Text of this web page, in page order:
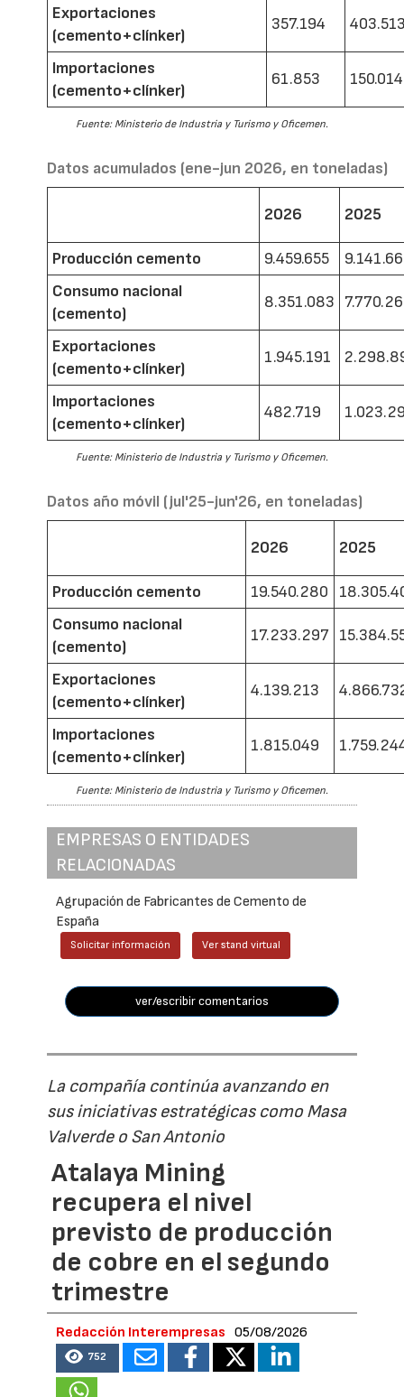
Exportaciones
(cemento+clínker)
357.194
Importaciones
(cemento+clínker)
61.853 150.014
Fuente: Ministerio de Industria y Turismo y Oficemen.
Datos acumulados (ene-jun 2026, en toneladas)
2026 2025
Producción cemento 9.459.655
Consumo nacional
(cemento)
8.351.083
Exportaciones
(cemento+clínker)
1.945.191
Importaciones
(cemento+clínker)
482.719
Fuente: Ministerio de Industria y Turismo y Oficemen.
Datos año móvil (jul'25-jun'26, en toneladas)
2026 2025
Producción cemento 19.540.280
Consumo nacional
(cemento)
17.233.297
Exportaciones
(cemento+clínker)
4.139.213
Importaciones
(cemento+clínker)
1.815.049
Fuente: Ministerio de Industria y Turismo y Oficemen.
EMPRESAS O ENTIDADES
RELACIONADAS
Agrupación de Fabricantes de Cemento de
España
Solicitar información Ver stand virtual
ver/escribir comentarios
La compañía continúa avanzando en
sus iniciativas estratégicas como Masa
Valverde o San Antonio
Atalaya Mining
recupera el nivel
previsto de producción
de cobre en el segundo
trimestre
Redacción Interempresas 05/08/2026
752